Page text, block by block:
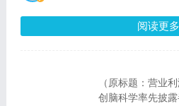
阅读更多
（原标题：营业
创脑科学率先披